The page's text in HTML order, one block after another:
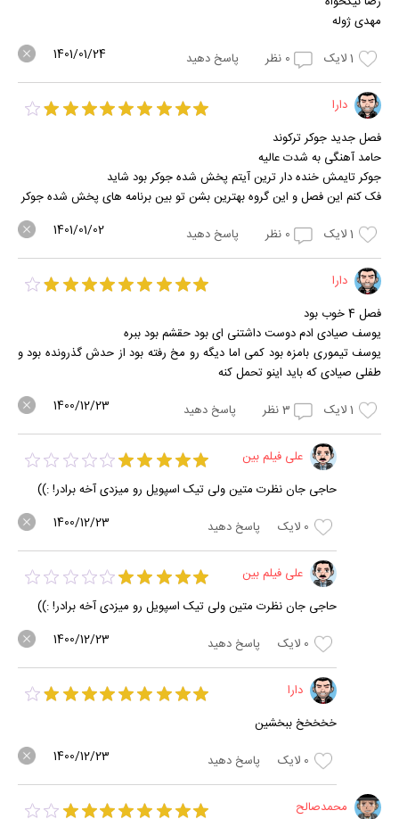
مهدی ژوله
1لایک 0 نظر پاسخ دهید 1401/01/24
دارا
فصل جدید جوکر ترکوند
حامد آهنگی به شدت عالیه
جوکر تایمش خنده دار ترین آیتم پخش شده جوکر بود شاید
فک کنم این فصل و این گروه بهترین بشن تو بین برنامه های پخش شده جوکر
1لایک 0 نظر پاسخ دهید 1401/01/02
دارا
فصل 4 خوب بود
یوسف صیادی ادم دوست داشتنی ای بود حقشم بود ببره
یوسف تیموری بامزه بود کمی اما دیگه رو مخ رفته بود از حدش گذرونده بود و
طفلی صیادی که باید اینو تحمل کنه
1لایک 3نظر پاسخ دهید 1400/12/23
علی فیلم بین
حاجی جان نظرت متین ولی تیک اسپویل رو میزدی آخه برادر! :))
0 لایک پاسخ دهید 1400/12/23
علی فیلم بین
حاجی جان نظرت متین ولی تیک اسپویل رو میزدی آخه برادر! :))
0 لایک پاسخ دهید 1400/12/23
دارا
خخخخخ ببخشین
0 لایک پاسخ دهید 1400/12/23
محمدصالح